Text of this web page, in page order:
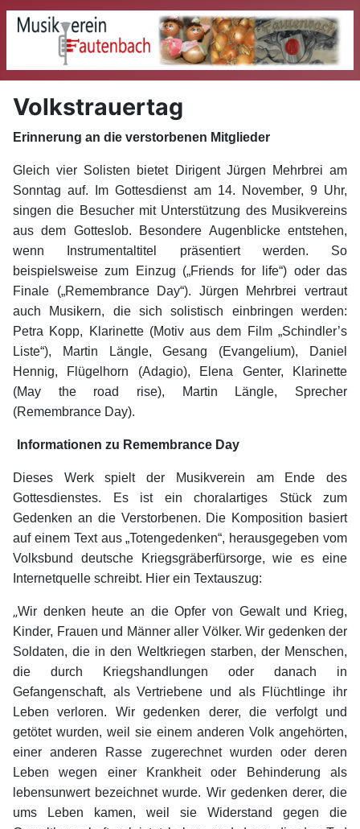
Volkstrauertag
Erinnerung an die verstorbenen Mitglieder
Gleich vier Solisten bietet Dirigent Jürgen Mehrbrei am
Sonntag auf. Im Gottesdienst am 14. November, 9 Uhr,
singen die Besucher mit Unterstützung des Musikvereins
aus dem Gotteslob. Besondere Augenblicke entstehen,
wenn Instrumentaltitel präsentiert werden. So
beispielsweise zum Einzug („Friends for life“) oder das
Finale („Remembrance Day“). Jürgen Mehrbrei vertraut
auch Musikern, die sich solistisch einbringen werden:
Petra Kopp, Klarinette (Motiv aus dem Film „Schindler’s
Liste“), Martin Längle, Gesang (Evangelium), Daniel
Hennig, Flügelhorn (Adagio), Elena Genter, Klarinette
(May the road rise), Martin Längle, Sprecher
(Remembrance Day).
Informationen zu Remembrance Day
Dieses Werk spielt der Musikverein am Ende des
Gottesdienstes. Es ist ein choralartiges Stück zum
Gedenken an die Verstorbenen. Die Komposition basiert
auf einem Text aus „Totengedenken“, herausgegeben vom
Volksbund deutsche Kriegsgräberfürsorge, wie es eine
Internetquelle schreibt. Hier ein Textauszug:
„Wir denken heute an die Opfer von Gewalt und Krieg,
Kinder, Frauen und Männer aller Völker. Wir gedenken der
Soldaten, die in den Weltkriegen starben, der Menschen,
die durch Kriegshandlungen oder danach in
Gefangenschaft, als Vertriebene und als Flüchtlinge ihr
Leben verloren. Wir gedenken derer, die verfolgt und
getötet wurden, weil sie einem anderen Volk angehörten,
einer anderen Rasse zugerechnet wurden oder deren
Leben wegen einer Krankheit oder Behinderung als
lebensunwert bezeichnet wurde. Wir gedenken derer, die
ums Leben kamen, weil sie Widerstand gegen die